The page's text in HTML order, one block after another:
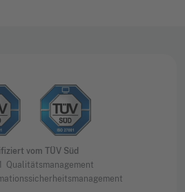
vom TÜV Süd
Qualitätsmanagement